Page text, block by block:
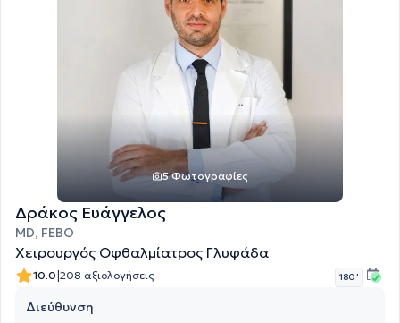
5 Φωτογραφίες
Δράκος Ευάγγελος
MD, FEBO
Χειρουργός Οφθαλμίατρος Γλυφάδα
10.0|208 αξιολογήσεις 180 '
Διεύθυνση